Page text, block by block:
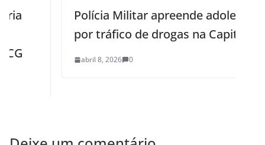
Polícia Militar apreende adolescente
por tráfico de drogas na Capital
abril 8, 2026 0